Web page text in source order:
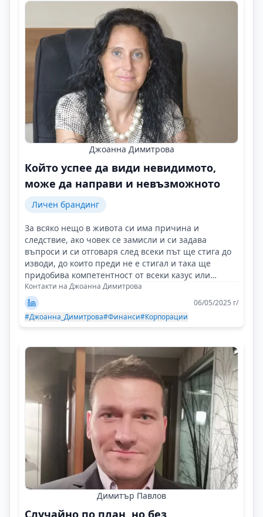
Джоанна Димитрова
Който успее да види невидимото,
може да направи и невъзможното
Личен брандинг
За всяко нещо в живота си има причина и
следствие, ако човек се замисли и си задава
въпроси и си отговаря след всеки път ще стига до
изводи, до които преди не е стигал и така ще
придобива компетентност от всеки казус или
случай!
Контакти на Джоанна Димитрова
06/05/2025 г/
#Джоанна_Димитрова#Финанси#Корпорации
Димитър Павлов
Случайно по план, но без